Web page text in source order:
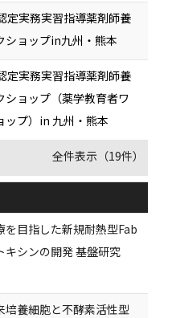
定実務実習指導薬剤師養
ショップin九州・熊本
定実務実習指導薬剤師養
ショップ（薬学教育者ワ
ップ）in 九州・熊本
全件表示（19件）
を目指した新規耐熱型Fab
キシンの開発 基盤研究
培養細胞と不酵素活性型